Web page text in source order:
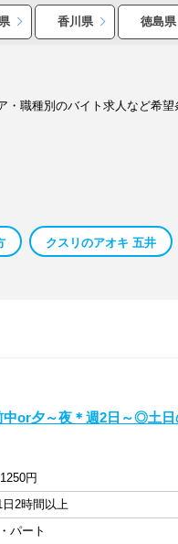
香川県 徳島県
職種別のバイト求人など希
クスリのアオキ 五井
中or夕～夜＊週2日～◎土
円
2時間以上
パート